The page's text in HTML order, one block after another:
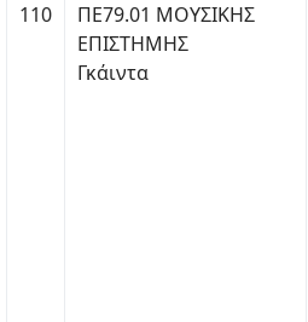
110
ΠΕ79.01 ΜΟΥΣΙΚΗΣ
ΕΠΙΣΤΗΜΗΣ
Γκάιντα